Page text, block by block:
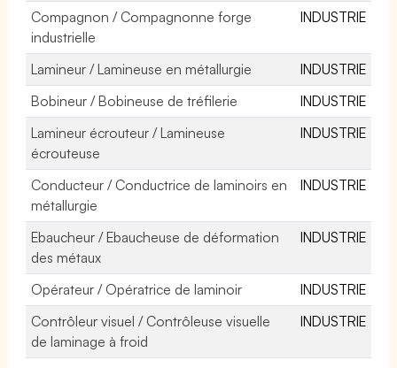
Compagnon / Compagnonne forge
industrielle
INDUSTRIE
Lamineur / Lamineuse en métallurgie
INDUSTRIE
Bobineur / Bobineuse de tréfilerie
INDUSTRIE
Lamineur écrouteur / Lamineuse
écrouteuse
INDUSTRIE
Conducteur / Conductrice de laminoirs en
métallurgie
INDUSTRIE
Ebaucheur / Ebaucheuse de déformation
des métaux
INDUSTRIE
Opérateur / Opératrice de laminoir
INDUSTRIE
Contrôleur visuel / Contrôleuse visuelle
de laminage à froid
INDUSTRIE